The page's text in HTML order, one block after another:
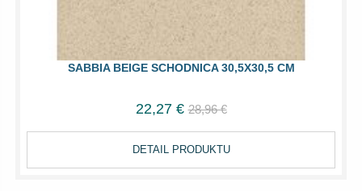
SABBIA BEIGE SCHODNICA 30,5X30,5 CM
22,27 € 28,96 €
DETAIL PRODUKTU